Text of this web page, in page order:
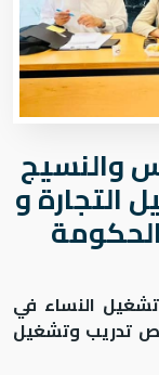
واﻟﻨﺴﻴﺞ
و
النساء في
تدريب وتشغيل